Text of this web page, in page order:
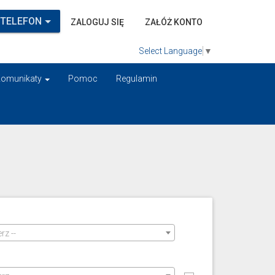
ZALOGUJ SIĘ ZAŁÓŻ KONTO
Select Language ▼
Pomoc Regulamin
--